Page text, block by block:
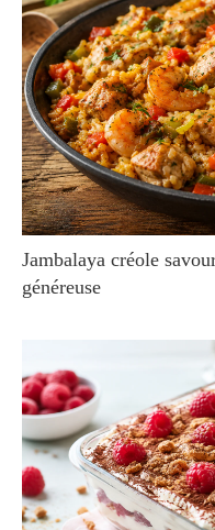
Jambalaya créole
généreuse